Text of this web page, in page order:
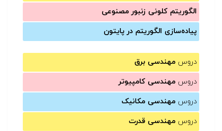
الگوریتم کلونی زنبور مصنوعی
پیاده‌سازی الگوریتم در پایتون
دروس مهندسی برق
دروس مهندسی کامپیوتر
دروس مهندسی مکانیک
دروس مهندسی قدرت